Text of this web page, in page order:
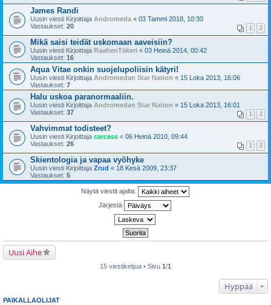
James Randi
Uusin viesti Kirjoittaja Andromeda « 03 Tammi 2018, 10:30
Vastaukset: 20 1 2
Mikä saisi teidät uskomaan aaveisiin?
Uusin viesti Kirjoittaja RaahenTiikeri « 03 Heinä 2014, 00:42
Vastaukset: 16
Aqua Vitae onkin suojelupoliisin kätyri!
Uusin viesti Kirjoittaja Andromedan Star Nation « 15 Loka 2013, 16:06
Vastaukset: 7
Halu uskoa paranormaaliin.
Uusin viesti Kirjoittaja Andromedan Star Nation « 15 Loka 2013, 16:01
Vastaukset: 37 1 2
Vahvimmat todisteet?
Uusin viesti Kirjoittaja carcass « 06 Heinä 2010, 09:44
Vastaukset: 26 1 2
Skientologia ja vapaa vyöhyke
Uusin viesti Kirjoittaja Zrud « 18 Kesä 2009, 23:37
Vastaukset: 5
Näytä viestit ajalta:
Järjestä
Uusi Aihe
15 viestiketjua • Sivu 1/1
Hyppää
PAIKALLAOLIJAT